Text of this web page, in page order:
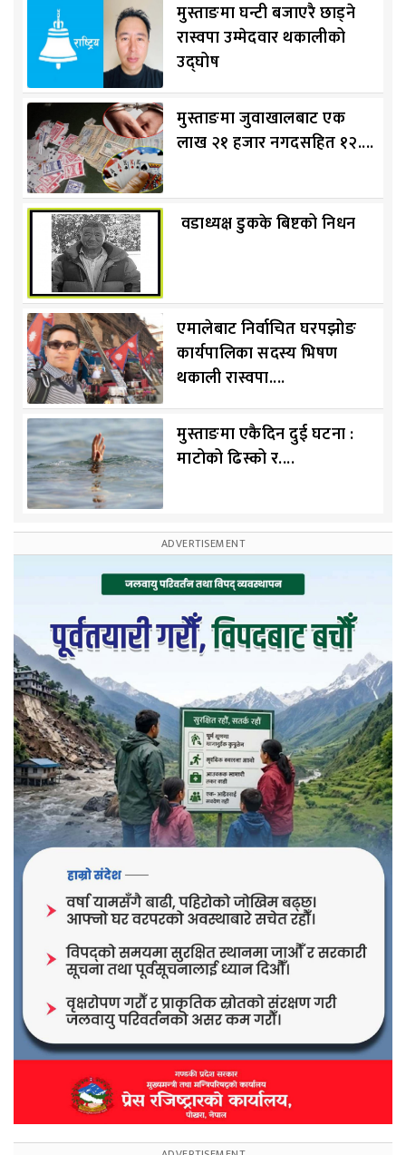
मुस्ताङमा घन्टी बजाएरै छाड्ने
रास्वपा उम्मेदवार थकालीको
उद्घोष
मुस्ताङमा जुवाखालबाट एक
लाख २१ हजार नगदसहित १२....
वडाध्यक्ष डुकके बिष्टको निधन
एमालेबाट निर्वाचित घरपझोङ
कार्यपालिका सदस्य भिषण
थकाली रास्वपा....
मुस्ताङमा एकैदिन दुई घटना :
माटोको ढिस्को र....